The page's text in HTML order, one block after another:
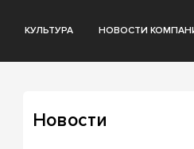
КУЛЬТУРА НОВОСТИ
Новости